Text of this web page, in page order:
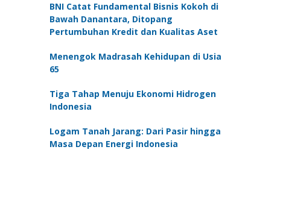
BNI Catat Fundamental Bisnis Kokoh di
Bawah Danantara, Ditopang
Pertumbuhan Kredit dan Kualitas Aset
Menengok Madrasah Kehidupan di Usia
65
Tiga Tahap Menuju Ekonomi Hidrogen
Indonesia
Logam Tanah Jarang: Dari Pasir hingga
Masa Depan Energi Indonesia